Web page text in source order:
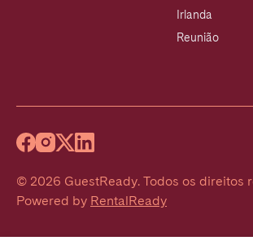
Irlanda
Reunião
© 2026 GuestReady. Todos os direitos
Powered by RentalReady